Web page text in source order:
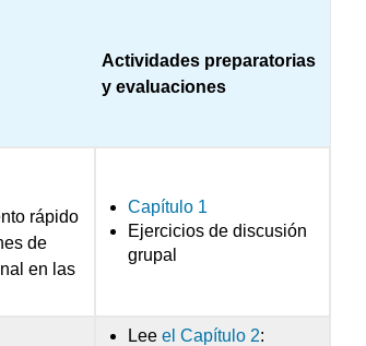
Actividades preparatorias
y evaluaciones
rápido
de
en las
Capítulo 1
Ejercicios de discusión
grupal
Lee el Capítulo 2: